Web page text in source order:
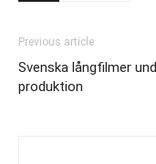
Previous article
Svenska långfilmer
produktion